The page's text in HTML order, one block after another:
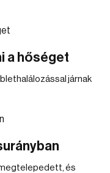
a hőséget
járnak
és